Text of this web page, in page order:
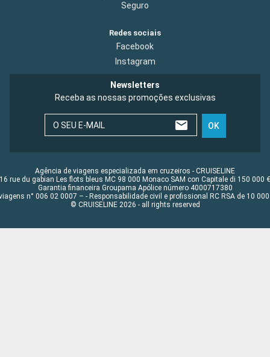
Seguro
Redes sociais
Facebook
Instagram
Newsletters
Receba as nossas promoções exclusivas
O SEU E-MAIL OK
Agência de viagens especializada em cruzeiros - CRUISELINE
16 rue du gabian Les flots bleus MC 98 000 Monaco SAM con Capitale di 150 000 €
Garantia financeira Groupama Apólice número 4000717380
n° 006 02 0007 – - Responsabilidade civil e profissional RC RSA de 10 000
© CRUISELINE 2026 - all rights reserved